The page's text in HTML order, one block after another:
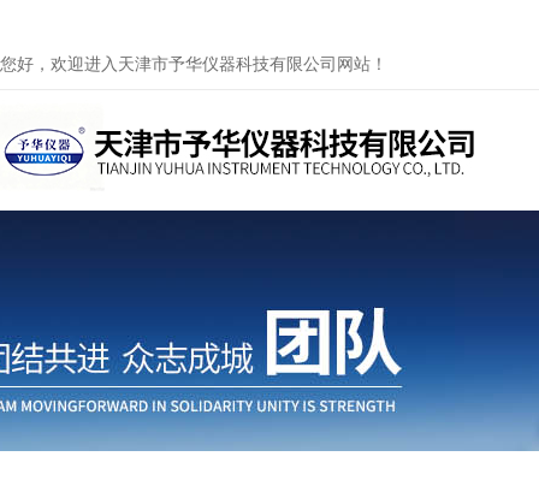
您好，欢迎进入天津市予华仪器科技有限公司网站！